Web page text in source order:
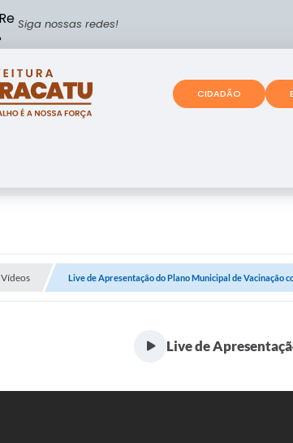
Siga nossas redes!
CIDADÃO
Vídeos Live de Apresentação do Plano Municipal de Vacinação
Live de